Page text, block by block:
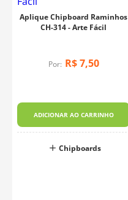
Aplique Chipboard Raminhos
CH-314 - Arte Fácil
Por: R$ 7,50
ADICIONAR AO CARRINHO
Chipboards